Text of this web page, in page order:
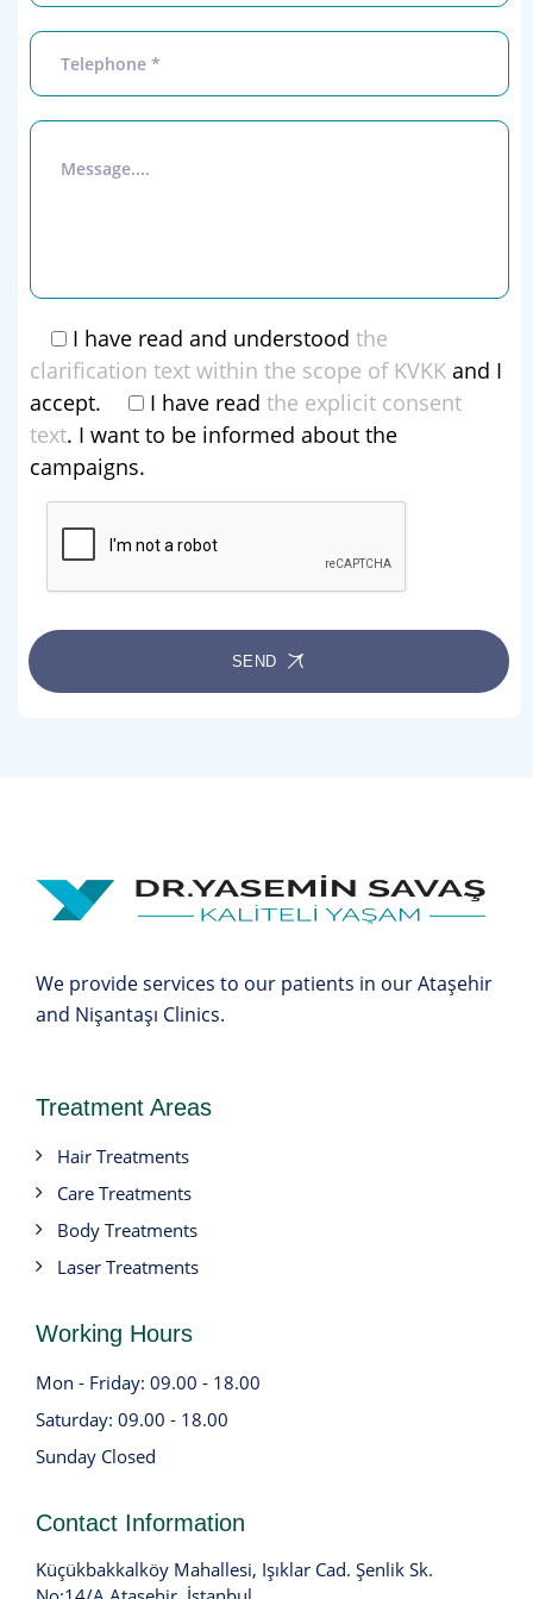
I have read and understood the
clarification text within the scope of KVKK and I
accept.
I have read the explicit consent
text. I want to be informed about the
campaigns.
SEND
We provide services to our patients in our Ataşehir
and Nişantaşı Clinics.
Treatment Areas
Hair Treatments
Care Treatments
Body Treatments
Laser Treatments
Working Hours
Mon - Friday: 09.00 - 18.00
Saturday: 09.00 - 18.00
Sunday Closed
Contact Information
Küçükbakkalköy Mahallesi, Işıklar Cad. Şenlik Sk.